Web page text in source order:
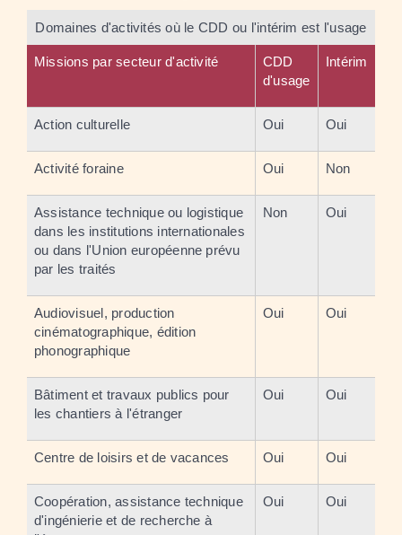
Domaines d'activités où le CDD ou l'intérim est l'usage
Missions par secteur d'activité
CDD
d'usage
Intérim
Action culturelle Oui Oui
Activité foraine Oui Non
Assistance technique ou logistique
dans les institutions internationales
ou dans l'Union européenne prévu
par les traités
Non Oui
Audiovisuel, production
cinématographique, édition
phonographique
Oui Oui
Bâtiment et travaux publics pour
les chantiers à l'étranger
Oui Oui
Centre de loisirs et de vacances Oui Oui
Coopération, assistance technique
d'ingénierie et de recherche à
Oui Oui